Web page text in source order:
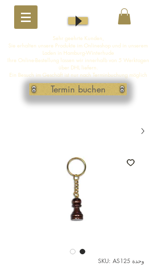
Sehr geehrte Kunden,
Sie erhalten unsere Produkte im Onlineshop und in unserem
Laden in Hamburg-Winterhude
Ihre Online-Bestellung lassen wir innerhalb von 5 Werktagen
über DHL liefern.
Ein Besuch im Geschäft ist nur nach Terminbuchung möglich
Termin buchen
وحدة SKU: AS125